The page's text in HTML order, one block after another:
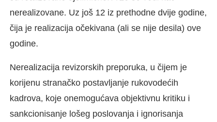
nerealizovane. Uz još 12 iz prethodne dvije godine,
čija je realizacija očekivana (ali se nije desila) ove
godine.
Nerealizacija revizorskih preporuka, u čijem je
korijenu stranačko postavljanje rukovodećih
kadrova, koje onemogućava objektivnu kritiku i
sankcionisanje lošeg poslovanja i ignorisanja